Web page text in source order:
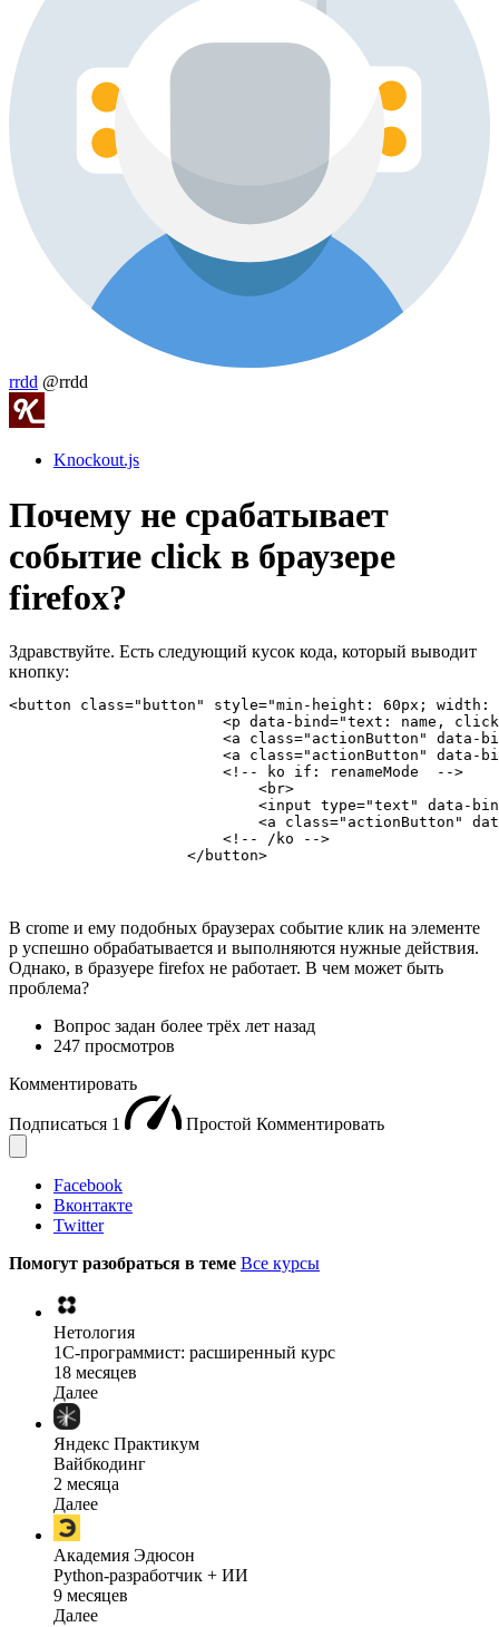
rrdd @rrdd
Knockout.js
Почему не срабатывает
событие click в браузере
firefox?
Здравствуйте. Есть следующий кусок кода, который выводит
кнопку:
<button class="button" style="min-height: 60px;
<p data-bind="text: name,
<a class="actionButton" data-
<a class="actionButton" data-
                        <!-- ko if: renameMode  -->
                            <br>
<input type="text" data-
<a class="actionButton"
                        <!-- /ko -->
                    </button>
В crome и ему подобных браузерах событие клик на элементе
p успешно обрабатывается и выполняются нужные действия.
Однако, в бразуере firefox не работает. В чем может быть
проблема?
Вопрос задан более трёх лет назад
247 просмотров
Комментировать
Подписаться 1 Простой Комментировать
Facebook
Вконтакте
Twitter
Помогут разобраться в теме Все курсы
Нетология
1C-программист: расширенный курс
18 месяцев
Далее
Яндекс Практикум
Вайбкодинг
2 месяца
Далее
Академия Эдюсон
Python-разработчик + ИИ
9 месяцев
Далее